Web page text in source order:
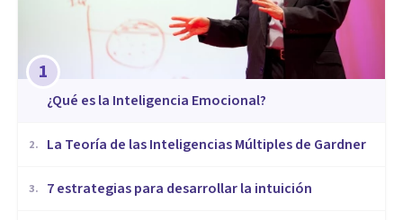
1
¿Qué es la Inteligencia Emocional?
2. La Teoría de las Inteligencias Múltiples de Gardner
3. 7 estrategias para desarrollar la intuición